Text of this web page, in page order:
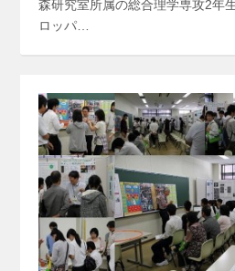
森研究室所属の総合理学専攻2年
ロッパ…